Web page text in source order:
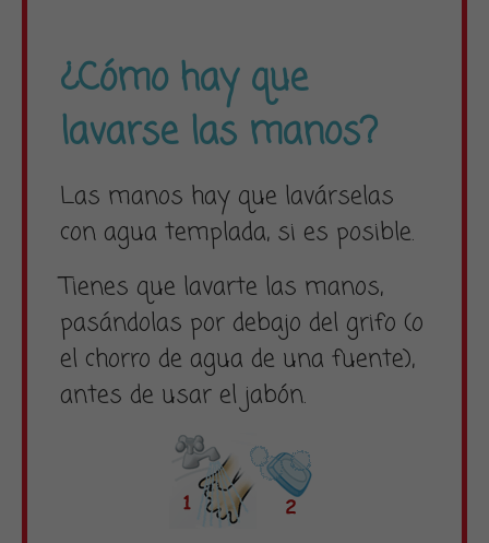
¿Cómo hay que
lavarse las manos?
Las manos hay que lavárselas
con agua templada, si es posible.
Tienes que lavarte las manos,
pasándolas por debajo del grifo (o
el chorro de agua de una fuente),
antes de usar el jabón.